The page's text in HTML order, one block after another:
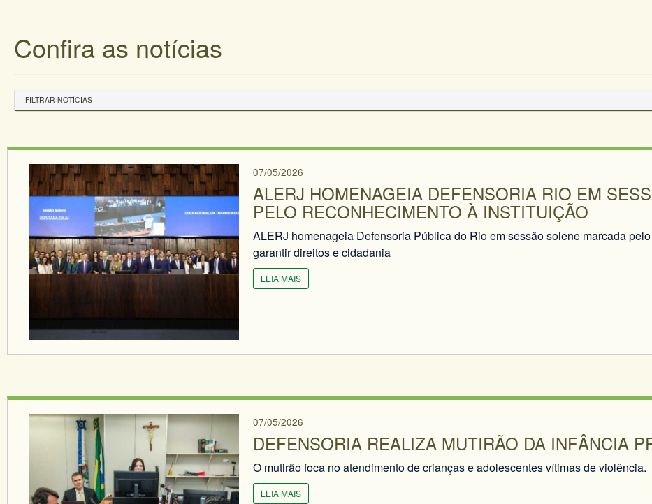
Confira as notícias
FILTRAR NOTÍCIAS
07/05/2026
ALERJ HOMENAGEIA DEFENSORIA RIO EM
PELO RECONHECIMENTO À INSTITUIÇÃO
ALERJ homenageia Defensoria Pública do Rio em sessão solene marcada
garantir direitos e cidadania
LEIA MAIS
07/05/2026
DEFENSORIA REALIZA MUTIRÃO DA INFÂNCIA
O mutirão foca no atendimento de crianças e adolescentes vítimas de violência.
LEIA MAIS